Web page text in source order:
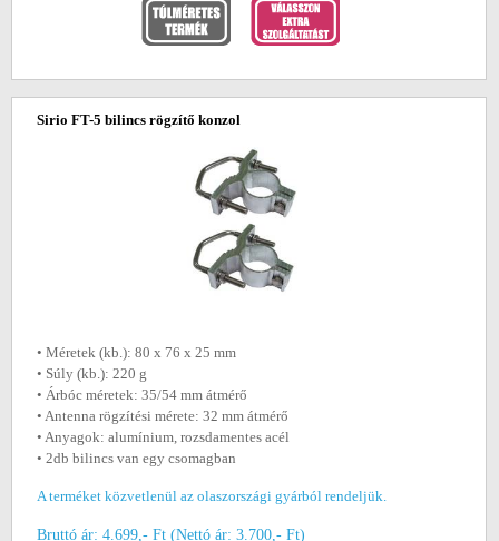
Sirio FT-5 bilincs rögzítő konzol
• Méretek (kb.): 80 x 76 x 25 mm
• Súly (kb.): 220 g
• Árbóc méretek: 35/54 mm átmérő
• Antenna rögzítési mérete: 32 mm átmérő
• Anyagok: alumínium, rozsdamentes acél
• 2db bilincs van egy csomagban
A terméket közvetlenül az olaszországi gyárból rendeljük.
Bruttó ár: 4.699,- Ft (Nettó ár: 3.700,- Ft)